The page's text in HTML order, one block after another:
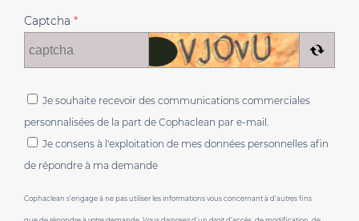
Captcha *
Je souhaite recevoir des communications commerciales
personnalisées de la part de Cophaclean par e-mail.
Je consens à l'exploitation de mes données personnelles afin
de répondre à ma demande
Cophaclean s’engage à ne pas utiliser les informations vous concernant à d’autres fins